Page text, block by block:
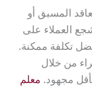
المسبق أو
العملاء على
تكلفة ممكنة.
من خلال
مجهود. معلم